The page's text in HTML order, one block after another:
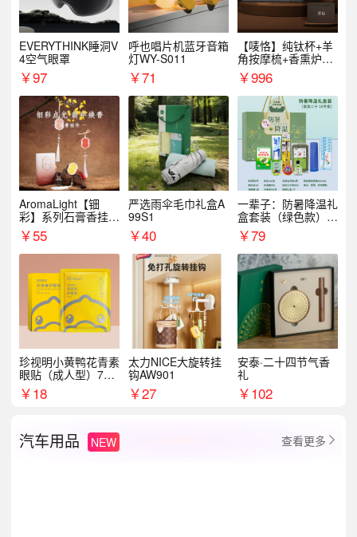
EVERYTHINK睡洞V
4空气眼罩
￥97
呼也唱片机蓝牙音箱
灯WY-S011
￥71
【唛恪】纯钛杯+羊
角按摩梳+香熏炉
+气垫梳
￥996
AromaLight【钿
彩】系列石膏香挂
（代发香味随机）
￥55
严选雨伞毛巾礼盒A
99S1
￥40
一辈子：防暑降温礼
盒套装（绿色款）支
持自由搭配
￥79
珍视明小黄鸭花青素
眼贴（成人型）7对/
盒
￥18
太力NICE大旋转挂
钩AW901
￥27
安泰·二十四节气香
礼
￥102
汽车用品 NEW 查看更多 